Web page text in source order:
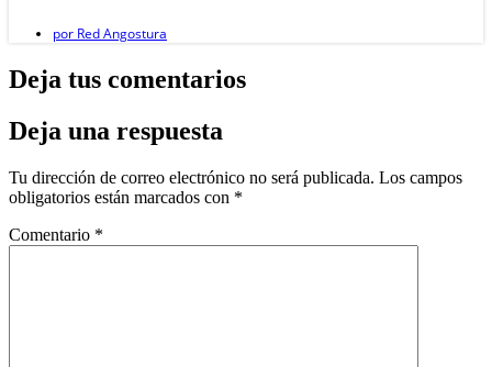
por Red Angostura
Deja tus comentarios
Deja una respuesta
Tu dirección de correo electrónico no será publicada. Los campos
obligatorios están marcados con *
Comentario *